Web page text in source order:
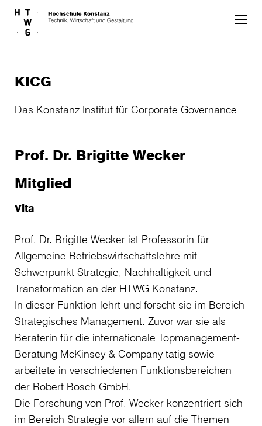
Skip to main content
KICG
Das Konstanz Institut für Corporate Governance
Prof. Dr. Brigitte Wecker
Mitglied
Vita
Prof. Dr. Brigitte Wecker ist Professorin für
Allgemeine Betriebswirtschaftslehre mit
Schwerpunkt Strategie, Nachhaltigkeit und
Transformation an der HTWG Konstanz.
In dieser Funktion lehrt und forscht sie im Bereich
Strategisches Management. Zuvor war sie als
Beraterin für die internationale Topmanagement-
Beratung McKinsey & Company tätig sowie
arbeitete in verschiedenen Funktionsbereichen
der Robert Bosch GmbH.
Die Forschung von Prof. Wecker konzentriert sich
im Bereich Strategie vor allem auf die Themen